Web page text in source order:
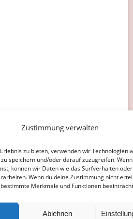
Zustimmung verwalten
zu bieten, verwenden wir Technologien
speichern und/oder darauf zuzugreifen.
können wir Daten wie das Surfverhalten
Wenn du deine Zustimmung nicht
Merkmale und Funktionen
Ablehnen